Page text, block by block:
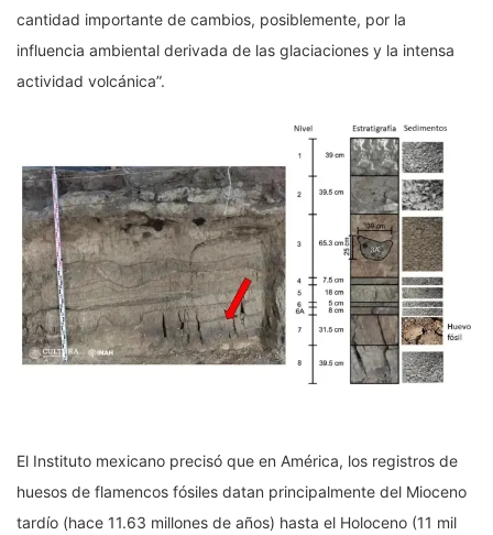
cantidad importante de cambios, posiblemente, por la
influencia ambiental derivada de las glaciaciones y la intensa
actividad volcánica”.
El Instituto mexicano precisó que en América, los registros de
huesos de flamencos fósiles datan principalmente del Mioceno
tardío (hace 11.63 millones de años) hasta el Holoceno (11 mil